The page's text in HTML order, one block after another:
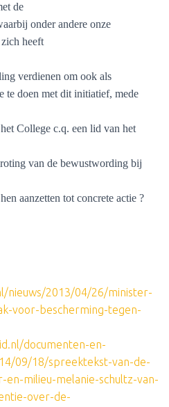
de
onder andere onze
heeft
verdienen om ook als
te doen met dit initiatief, mede
College c.q. een lid van het
van de bewustwording bij
aanzetten tot concrete actie ?
nieuws/2013/04/26/minister-
voor-bescherming-tegen-
documenten-en-
09/18/spreektekst-van-de-
milieu-melanie-schultz-van-
over-de-